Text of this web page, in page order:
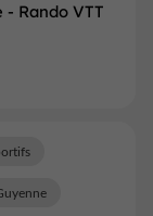
Rando VTT